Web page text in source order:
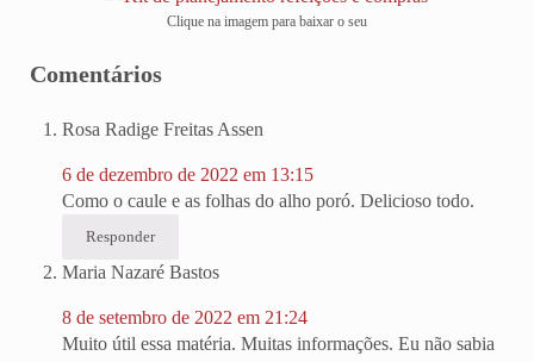
Clique na imagem para baixar o seu
Comentários
Rosa Radige Freitas Assen
6 de dezembro de 2022 em 13:15
Como o caule e as folhas do alho poró. Delicioso todo.
Responder
Maria Nazaré Bastos
8 de setembro de 2022 em 21:24
Muito útil essa matéria. Muitas informações. Eu não sabia